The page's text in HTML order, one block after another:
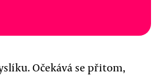
Očekává se přitom,